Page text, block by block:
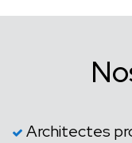
Architectes